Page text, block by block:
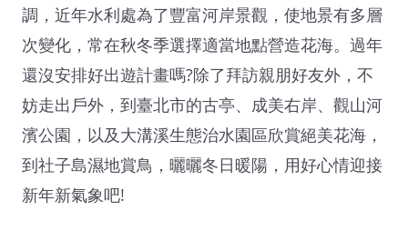
調，近年水利處為了豐富河岸景觀，使地景有多層
次變化，常在秋冬季選擇適當地點營造花海。過年
還沒安排好出遊計畫嗎?除了拜訪親朋好友外，不
妨走出戶外，到臺北市的古亭、成美右岸、觀山河
濱公園，以及大溝溪生態治水園區欣賞絕美花海，
到社子島濕地賞鳥，曬曬冬日暖陽，用好心情迎接
新年新氣象吧!